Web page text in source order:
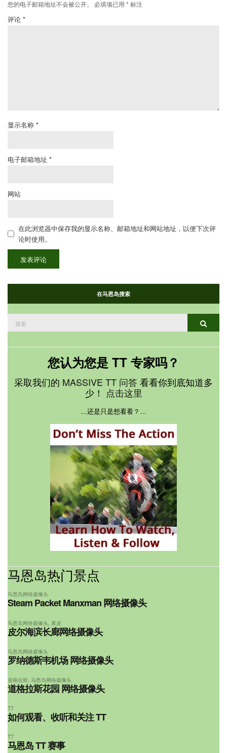
您的电子邮箱地址不会被公开。 必填项已用 * 标注
评论 *
显示名称 *
电子邮箱地址 *
网站
在此浏览器中保存我的显示名称、邮箱地址和网站地址，以便下次评
论时使用。
在马恩岛搜索
索：
搜索
您认为您是 TT 专家吗？
采取我们的 MASSIVE TT 问答 看看你到底知道多
少！ 点击这里
…还是只是想看看？…
马恩岛热门景点
马恩岛网络摄像头
Steam Packet Manxman 网络摄像头
马恩岛网络摄像头 果皮
皮尔海滨长廊网络摄像头
马恩岛网络摄像头
罗纳德斯韦机场 网络摄像头
道格拉斯, 马恩岛网络摄像头
道格拉斯花园 网络摄像头
TT
如何观看、收听和关注 TT
TT
马恩岛 TT 赛事